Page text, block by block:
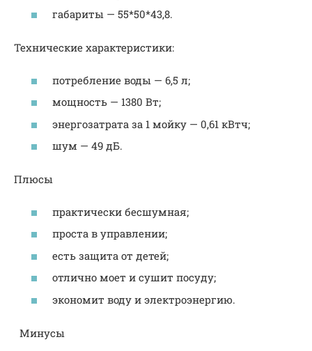
габариты — 55*50*43,8.
Технические характеристики:
потребление воды — 6,5 л;
мощность — 1380 Вт;
энергозатрата за 1 мойку — 0,61 кВтч;
шум — 49 дБ.
Плюсы
практически бесшумная;
проста в управлении;
есть защита от детей;
отлично моет и сушит посуду;
экономит воду и электроэнергию.
Минусы